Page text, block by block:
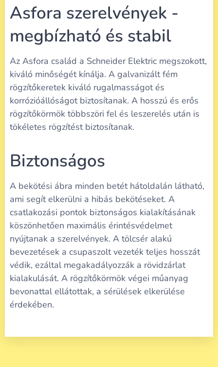
Asfora szerelvények -
megbízható és stabil
Az Asfora család a Schneider Elektric megszokott,
kiváló minőségét kínálja. A galvanizált fém
rögzítőkeretek kiváló rugalmasságot és
korrózióállóságot biztosítanak. A hosszú és erős
rögzítőkörmök többszöri fel és leszerelés után is
tökéletes rögzítést biztosítanak.
Biztonságos
A bekötési ábra minden betét hátoldalán látható,
ami segít elkerülni a hibás bekötéseket. A
csatlakozási pontok biztonságos kialakításának
köszönhetően maximális érintésvédelmet
nyújtanak a szerelvények. A tölcsér alakú
bevezetések a csupaszolt vezeték teljes hosszát
védik, ezáltal megakadályozzák a rövidzárlat
kialakulását. A rögzítőkörmök végei műanyag
bevonattal ellátottak, a sérülések elkerülése
érdekében.